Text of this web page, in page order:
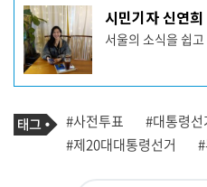
기
사
작
성
자
프
필
시민기자 신연희
서울의 소식을 쉽
기
사
관
련
태
그
#사전투표 #대통령선
#제20대대통령선거